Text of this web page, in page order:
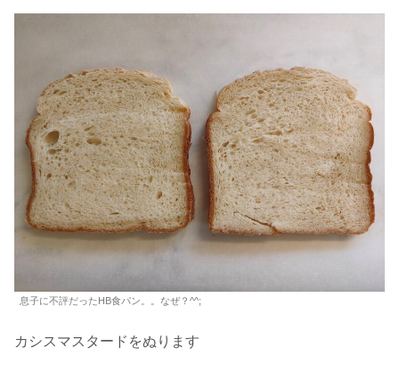
息子に不評だったHB食パン。。なぜ？^^;
カシスマスタードをぬります